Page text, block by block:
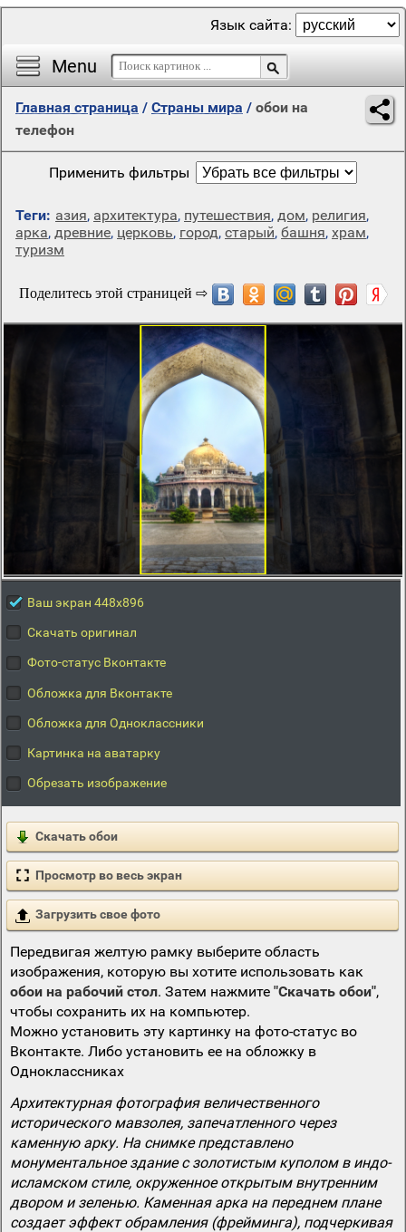
Menu
Язык сайта:
Главная страница / Страны мира / обои на
телефон
Применить фильтры
Теги: азия, архитектура, путешествия, дом, религия,
арка, древние, церковь, город, старый, башня, храм,
туризм
Ваш экран 448x896
Скачать оригинал
Фото-статус Вконтакте
Обложка для Вконтакте
Обложка для Одноклассники
Картинка на аватарку
Обрезать изображение
Скачать обои
Просмотр во весь экран
Загрузить свое фото
Передвигая желтую рамку выберите область
изображения, которую вы хотите использовать как
обои на рабочий стол. Затем нажмите "Скачать обои",
чтобы сохранить их на компьютер.
Можно установить эту картинку на фото-статус во
Вконтакте. Либо установить ее на обложку в
Одноклассниках
Архитектурная фотография величественного
исторического мавзолея, запечатленного через
каменную арку. На снимке представлено
монументальное здание с золотистым куполом в индо-
исламском стиле, окруженное открытым внутренним
двором и зеленью. Каменная арка на переднем плане
создает эффект обрамления (фрейминга), подчеркивая